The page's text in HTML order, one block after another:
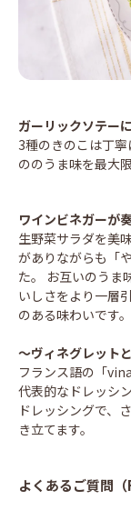
ガーリックソテー
3種のきのこは丁
ののうま味を最大
ワインビネガーが
生野菜サラダを美
がありながらも「
た。 お互いのうま
いしさをより一層
のある味わいです。
～ヴィネグレット
フランス語の「
代表的なドレッシ
ドレッシングで、
き立てます。
よくあるご質問（